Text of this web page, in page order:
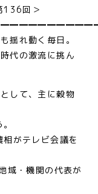
回＞
揺れ動く毎日。
代の激流に挑ん
して、主に穀物
がテレビ会議を
域・機関の代表が